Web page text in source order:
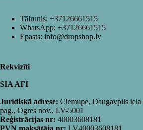
Tālrunis: +37126661515
WhatsApp: +37126661515
Epasts: info@dropshop.lv
Rekvizīti
SIA AFI
Juridiskā adrese: Ciemupe, Daugavpils iela
pag., Ogres nov., LV-5001
Reģistrācijas nr: 40003608181